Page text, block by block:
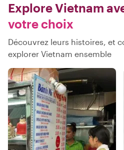
Explore Vietnam
votre choix
Découvrez leurs histoires, et
explorer Vietnam ensemble